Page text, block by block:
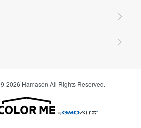
2026 Hamasen All Rights Reserved.